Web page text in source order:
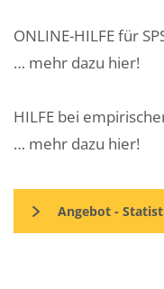
ONLINE-HILFE für
… mehr dazu hier!
HILFE bei
… mehr dazu hier!
Angebot -